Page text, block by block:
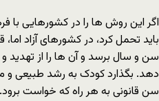
اگر این روش ها را در کشورهایى با
باید تحمل کرد، در کشورهاى آزاد اما،
سن و سال برسد و آن ها را از تهدید
دهد. بگذارد کودک به رشد طبیعى و
سن قانونى به هر راه که خواست برود.